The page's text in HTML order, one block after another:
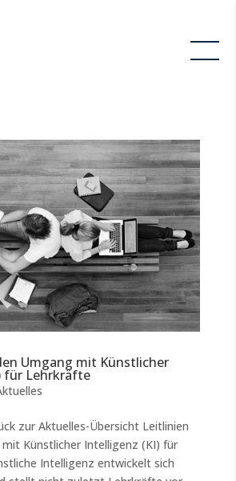
Umgang mit Künstlicher
für Lehrkräfte
zur Aktuelles-Übersicht Leitlinien
Künstlicher Intelligenz (KI) für
Intelligenz entwickelt sich